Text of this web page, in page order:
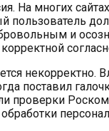
На многих
и
некорректно.
поставил
проверки